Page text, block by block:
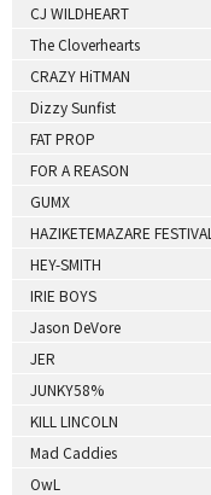
CJ WILDHEART
The Cloverhearts
CRAZY HiTMAN
Dizzy Sunfist
FAT PROP
FOR A REASON
GUMX
HAZIKETEMAZARE FESTIVAL
HEY-SMITH
IRIE BOYS
Jason DeVore
JER
JUNKY58%
KILL LINCOLN
Mad Caddies
OwL